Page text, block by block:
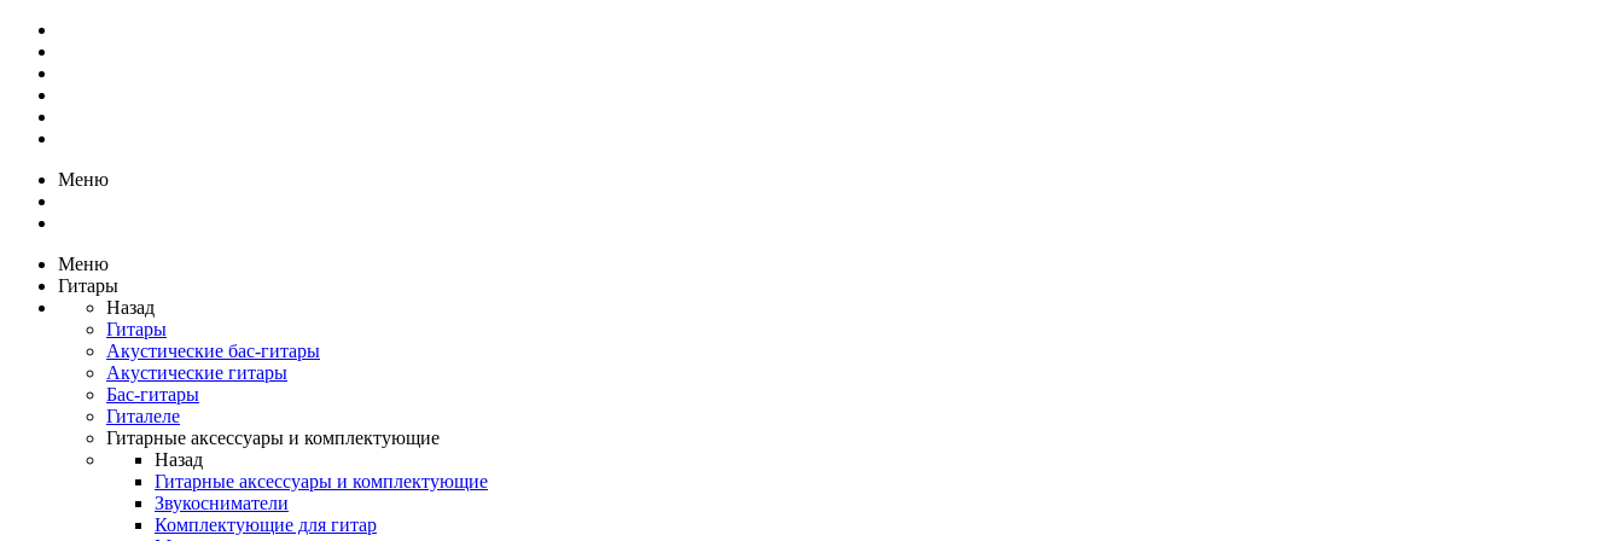
Меню
Меню
Гитары
Назад
Гитары
Акустические бас-гитары
Акустические гитары
Бас-гитары
Гиталеле
Гитарные аксессуары и комплектующие
Назад
Гитарные аксессуары и комплектующие
Звукосниматели
Комплектующие для гитар